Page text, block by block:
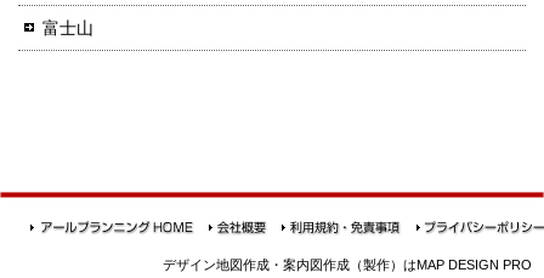
富士山
デザイン地図作成・案内図作成（製作）はMAP DESIGN PRO